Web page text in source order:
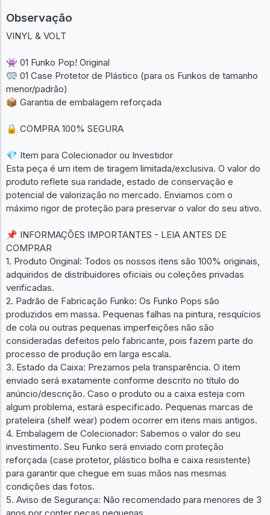
Observação
VINYL & VOLT
👾 01 Funko Pop! Original
🥽 01 Case Protetor de Plástico (para os Funkos de tamanho
menor/padrão)
📦 Garantia de embalagem reforçada
🔒 COMPRA 100% SEGURA
💎 Item para Colecionador ou Investidor
Esta peça é um item de tiragem limitada/exclusiva. O valor do
produto reflete sua raridade, estado de conservação e
potencial de valorização no mercado. Enviamos com o
máximo rigor de proteção para preservar o valor do seu ativo.
📌 INFORMAÇÕES IMPORTANTES - LEIA ANTES DE
COMPRAR
1. Produto Original: Todos os nossos itens são 100% originais,
adquiridos de distribuidores oficiais ou coleções privadas
verificadas.
2. Padrão de Fabricação Funko: Os Funko Pops são
produzidos em massa. Pequenas falhas na pintura, resquícios
de cola ou outras pequenas imperfeições não são
consideradas defeitos pelo fabricante, pois fazem parte do
processo de produção em larga escala.
3. Estado da Caixa: Prezamos pela transparência. O item
enviado será exatamente conforme descrito no título do
anúncio/descrição. Caso o produto ou a caixa esteja com
algum problema, estará especificado. Pequenas marcas de
prateleira (shelf wear) podem ocorrer em itens mais antigos.
4. Embalagem de Colecionador: Sabemos o valor do seu
investimento. Seu Funko será enviado com proteção
reforçada (case protetor, plástico bolha e caixa resistente)
para garantir que chegue em suas mãos nas mesmas
condições das fotos.
5. Aviso de Segurança: Não recomendado para menores de 3